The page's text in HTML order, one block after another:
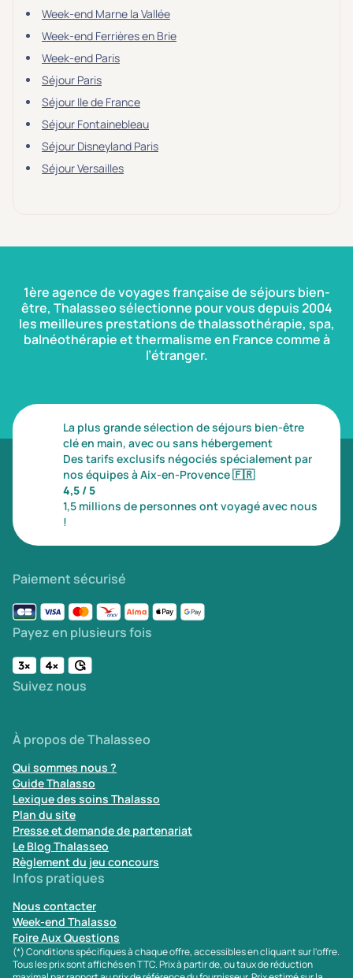
Week-end Marne la Vallée
Week-end Ferrières en Brie
Week-end Paris
Séjour Paris
Séjour Ile de France
Séjour Fontainebleau
Séjour Disneyland Paris
Séjour Versailles
1ère agence de voyages française de séjours bien-
être, Thalasseo sélectionne pour vous depuis 2004
les meilleures prestations de thalassothérapie, spa,
balnéothérapie et thermalisme en France comme à
l’étranger.
La plus grande sélection de séjours bien-être
clé en main, avec ou sans hébergement
Des tarifs exclusifs négociés spécialement par
nos équipes à Aix-en-Provence🇫🇷
4,5 / 5
1,5 millions de personnes ont voyagé avec nous
!
Paiement sécurisé
Payez en plusieurs fois
Suivez nous
À propos de Thalasseo
Qui sommes nous ?
Guide Thalasso
Lexique des soins Thalasso
Plan du site
Presse et demande de partenariat
Le Blog Thalasseo
Règlement du jeu concours
Infos pratiques
Nous contacter
Week-end Thalasso
Foire Aux Questions
(*) Conditions spécifiques à chaque offre, accessibles en cliquant sur l'offre.
Tous les prix sont affichés en TTC. Prix à partir de, ou taux de réduction